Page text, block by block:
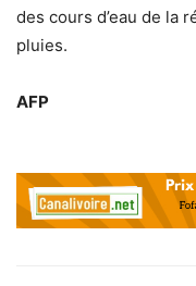
des cours d’eau de la
pluies.
AFP